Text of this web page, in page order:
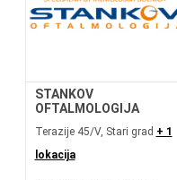
STANKOV
OFTALMOLOGIJA
Terazije 45/V, Stari grad + 1
lokacija